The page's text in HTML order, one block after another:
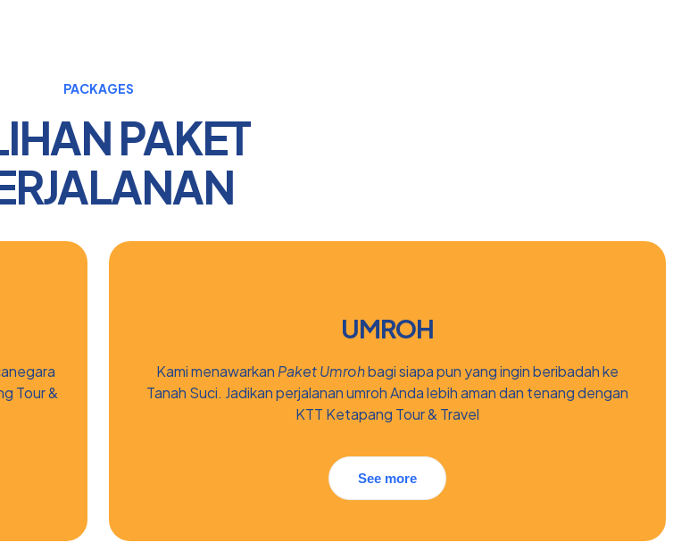
PACKAGES
PAKET
Tour &
UMROH
Kami menawarkanPaket Umrohbagi siapa pun yang ingin beribadah ke
Tanah Suci. Jadikan perjalanan umroh Anda lebih aman dan tenang dengan
KTT Ketapang Tour & Travel
See more